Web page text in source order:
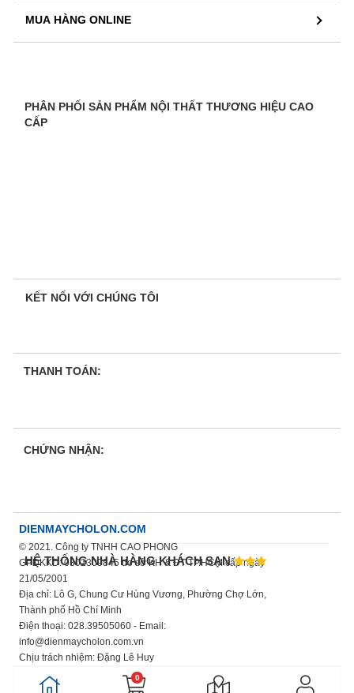
MUA HÀNG ONLINE
PHÂN PHỐI SẢN PHẨM NỘI THẤT THƯƠNG HIỆU CAO
CẤP
HỆ THỐNG NHÀ HÀNG KHÁCH SẠN
KẾT NỐI VỚI CHÚNG TÔI
THANH TOÁN:
CHỨNG NHẬN:
DIENMAYCHOLON.COM
© 2021. Công ty TNHH CAO PHONG
GPDKKD: 0302309845 do sở KH & ĐT TP.HCM cấp ngày
21/05/2001
Địa chỉ: Lô G, Chung Cư Hùng Vương, Phường Chợ Lớn,
Thành phố Hồ Chí Minh
Điện thoại: 028.39505060 - Email:
info@dienmaycholon.com.vn
Chịu trách nhiệm: Đặng Lê Huy
Xem thêm chính sách bảo mật thông tin
0